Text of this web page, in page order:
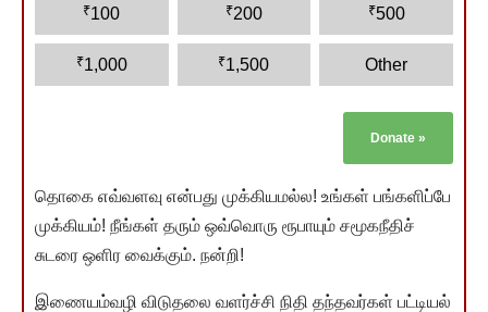
₹100 ₹200 ₹500
₹1,000 ₹1,500 Other
Donate »
தொகை எவ்வளவு என்பது முக்கியமல்ல! உங்கள் பங்களிப்பே
முக்கியம்! நீங்கள் தரும் ஒவ்வொரு ரூபாயும் சமூகநீதிச்
சுடரை ஒளிர வைக்கும். நன்றி!
இணையம்வழி விடுதலை வளர்ச்சி நிதி தந்தவர்கள் பட்டியல்